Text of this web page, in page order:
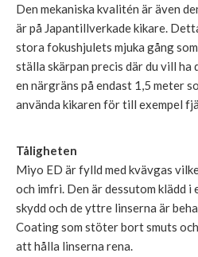
Den mekaniska kvalitén är även
är på Japantillverkade kikare.
stora fokushjulets mjuka gång
ställa skärpan precis där du vill ha
en närgräns på endast 1,5 meter
använda kikaren för till exempel
Tåligheten
Miyo ED är fylld med kvävgas
och imfri. Den är dessutom klädd
skydd och de yttre linserna är
Coating som stöter bort smuts
att hålla linserna rena.